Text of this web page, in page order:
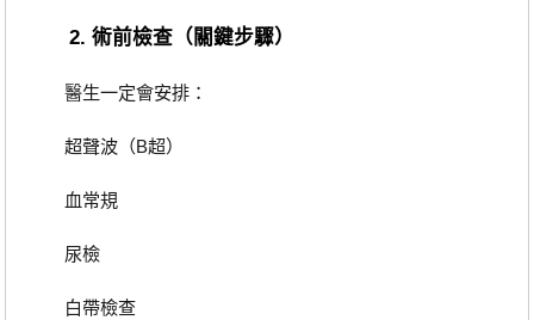
2. 術前檢查（關鍵步驟）
醫生一定會安排：
超聲波（B超）
血常規
尿檢
白帶檢查